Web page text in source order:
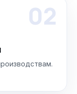
02